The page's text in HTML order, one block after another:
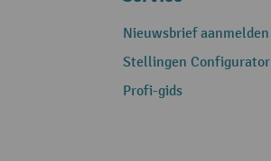
Nieuwsbrief aanmelden
Stellingen Configurator
Profi-gids